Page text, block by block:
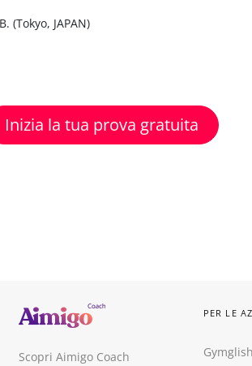
(Tokyo, JAPAN)
Inizia la tua prova gratuita
Scopri Aimigo Coach
PER LE